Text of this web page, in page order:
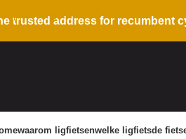
Skip to navigation
trusted address for recumbent
waarom ligfietsenwelke ligfietsde